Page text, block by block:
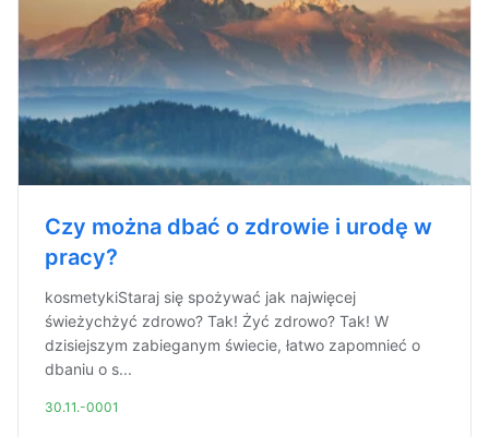
Czy można dbać o zdrowie i urodę w
pracy?
kosmetykiStaraj się spożywać jak najwięcej
świeżychżyć zdrowo? Tak! Żyć zdrowo? Tak! W
dzisiejszym zabieganym świecie, łatwo zapomnieć o
dbaniu o s...
30.11.-0001